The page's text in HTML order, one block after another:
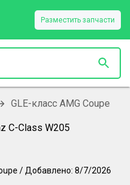
Разместить запчасти
GLE-класс AMG Coupe
C-Class W205
/ Добавлено: 8/7/2026